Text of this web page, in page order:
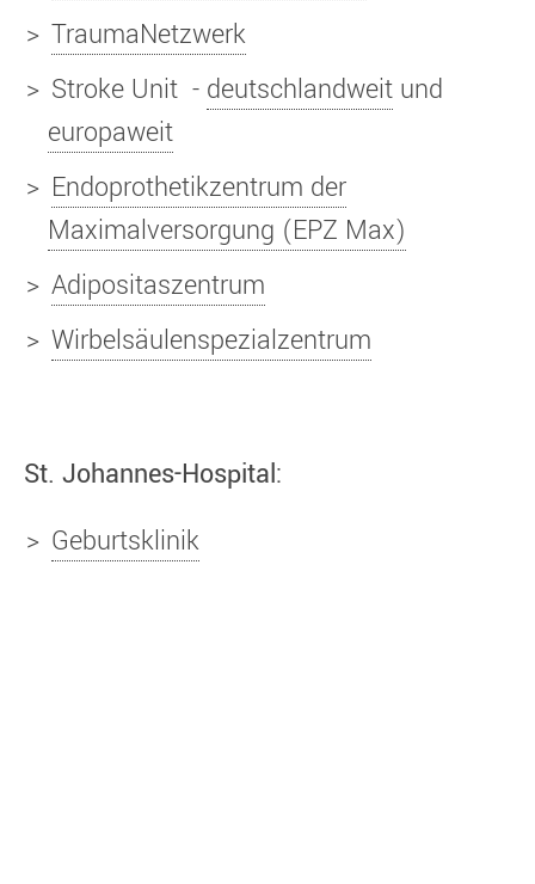
TraumaNetzwerk
Stroke Unit - deutschlandweit und
europaweit
Endoprothetikzentrum der
Maximalversorgung (EPZ Max)
Adipositaszentrum
Wirbelsäulenspezialzentrum
​St. Johannes-Hospital:
Geburtsklinik